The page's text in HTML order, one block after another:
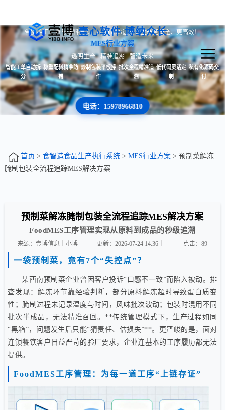
壹心软件 博纳众长
告别手工记录与配料误差，FoodMES让食品生产更安全、更高效！
MES行业方案
透明生产 · 精准追溯 · 智造未来
智能工单自动拆
分
称重配料精准防
错
炒制包装平板操
作
批次全程精准追
溯
低代码灵活定
制
私有化源码交
付
电话：15978966810
首页 > 食智造食品生产执行系统> MES行业方案> 预制菜解冻
腌制包装全流程追踪MES解决方案
预制菜解冻腌制包装全流程追踪MES解决方案
FoodMES工序管理实现从原料到成品的秒级追溯
来源：壹博信息｜小博 更新：2026-07-24 14:36｜ 点击：89
一袋预制菜，竟有7个“失控点”？
某西南预制菜企业曾因客户投诉“口感不一致”而陷入被动。排
查发现：解冻环节靠经验判断，部分原料解冻超时导致蛋白质变
性；腌制过程未记录温度与时间，风味批次波动；包装时混用不同
批次半成品，无法精准召回。**传统管理模式下，生产过程如同
“黑箱”，问题发生后只能“猜责任、估损失”**。更严峻的是，面对
连锁餐饮客户日益严苛的验厂要求，企业连基本的工序履历都无法
提供。
FoodMES工序管理：为每一道工序“上链存证”